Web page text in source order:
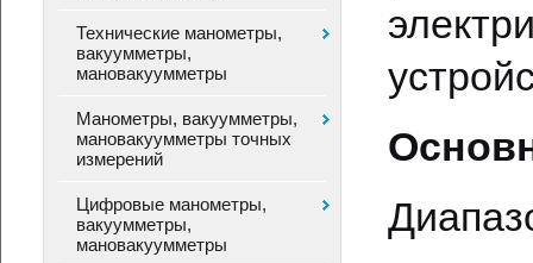
Технические манометры,
вакуумметры,
мановакуумметры
Манометры, вакуумметры,
мановакуумметры точных
измерений
Цифровые манометры,
вакуумметры,
мановакуумметры